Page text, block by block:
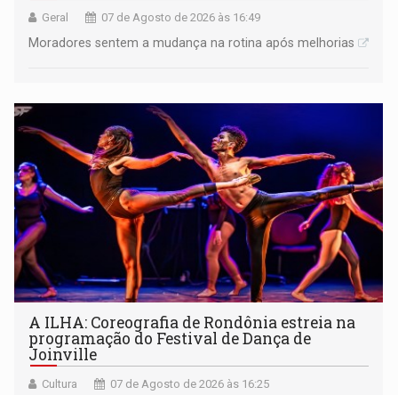
Geral 07 de Agosto de 2026 às 16:49
Moradores sentem a mudança na rotina após melhorias
A ILHA: Coreografia de Rondônia estreia na
programação do Festival de Dança de
Joinville
Cultura 07 de Agosto de 2026 às 16:25